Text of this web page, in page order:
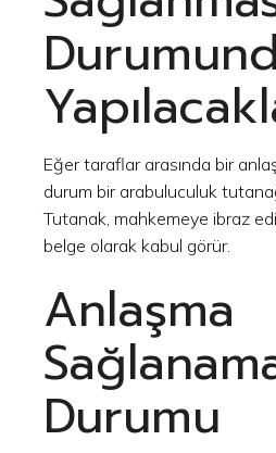
Eğer taraflar arasında bir
durum bir arabuluculuk
Tutanak, mahkemeye ibraz
belge olarak kabul görür.
Anlaşma
Durumu